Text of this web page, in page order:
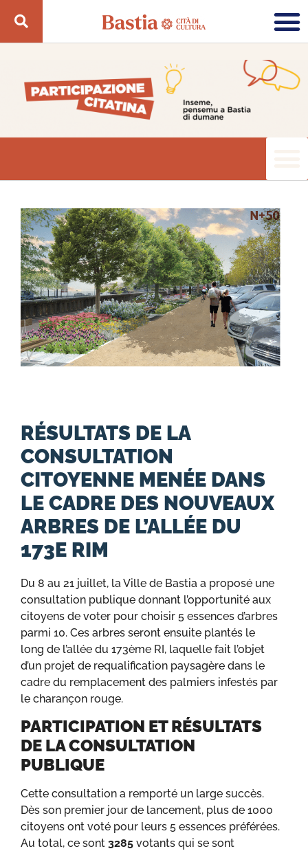
RÉSULTATS DE LA
CONSULTATION
CITOYENNE MENÉE DANS
LE CADRE DES NOUVEAUX
ARBRES DE L’ALLÉE DU
173E RIM
Du 8 au 21 juillet, la Ville de Bastia a proposé une
consultation publique donnant l’opportunité aux
citoyens de voter pour choisir 5 essences d’arbres
parmi 10. Ces arbres seront ensuite plantés le
long de l’allée du 173ème RI, laquelle fait l’objet
d’un projet de requalification paysagère dans le
cadre du remplacement des palmiers infestés par
le charançon rouge.
PARTICIPATION ET RÉSULTATS
DE LA CONSULTATION
PUBLIQUE
Cette consultation a remporté un large succès.
Dès son premier jour de lancement, plus de 1000
citoyens ont voté pour leurs 5 essences préférées.
Au total, ce sont 3285 votants qui se sont